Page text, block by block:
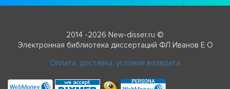
2014 -2026 New-disser.ru ©
Электронная библиотека диссертаций ФЛ Иванов Е О
Оплата, доставка, условия возврата